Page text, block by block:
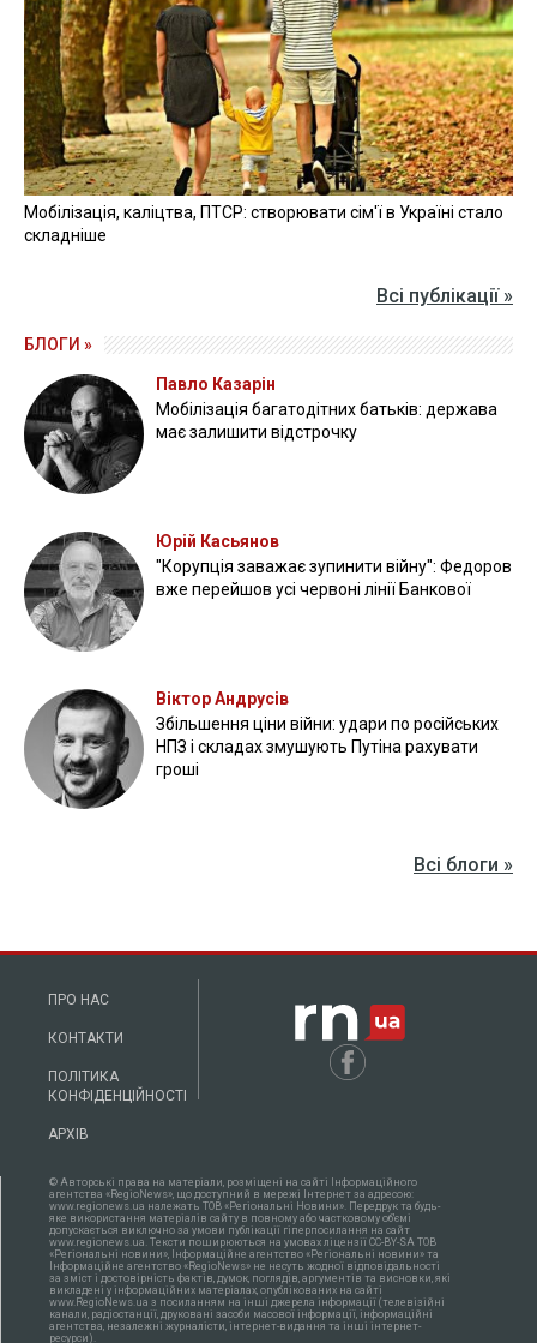
Мобілізація, каліцтва, ПТСР: створювати сім'ї в Україні стало
складніше
Всі публікації »
БЛОГИ »
Павло Казарін
Мобілізація багатодітних батьків: держава
має залишити відстрочку
Юрій Касьянов
"Корупція заважає зупинити війну": Федоров
вже перейшов усі червоні лінії Банкової
Віктор Андрусів
Збільшення ціни війни: удари по російських
НПЗ і складах змушують Путіна рахувати
гроші
Всі блоги »
ПРО НАС
КОНТАКТИ
ПОЛІТИКА
КОНФІДЕНЦІЙНОСТІ
АРХІВ
© Авторські права на матеріали, розміщені на сайті Інформаційного
агентства «RegioNews», що доступний в мережі Інтернет за адресою:
www.regionews.ua належать ТОВ «Регіональні Новини». Передрук та будь-
яке використання матеріалів сайту в повному або частковому об'ємі
допускається виключно за умови публікації гіперпосилання на сайт
www.regionews.ua. Тексти поширюються нa умовах ліцензії CC-BY-SA ТОВ
«Регіональні новини», Інформаційне агентство «Регіональні новини» та
Інформаційне агентство «RegioNews» не несуть жодної відповідальності
за зміст і достовірність фактів, думок, поглядів, аргументів та висновки, які
викладені у інформаційних матеріалах, опублікованих на сайті
www.RegioNews.ua з посиланням на інші джерела інформації (телевізійні
канали, радіостанції, друковані засоби масової інформації, інформаційні
агентства, незалежні журналісти, інтернет-видання та інші інтернет-
ресурси).